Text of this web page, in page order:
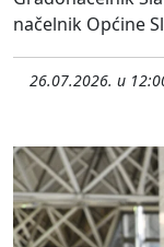
načelnik Općine
26.07.2026. u